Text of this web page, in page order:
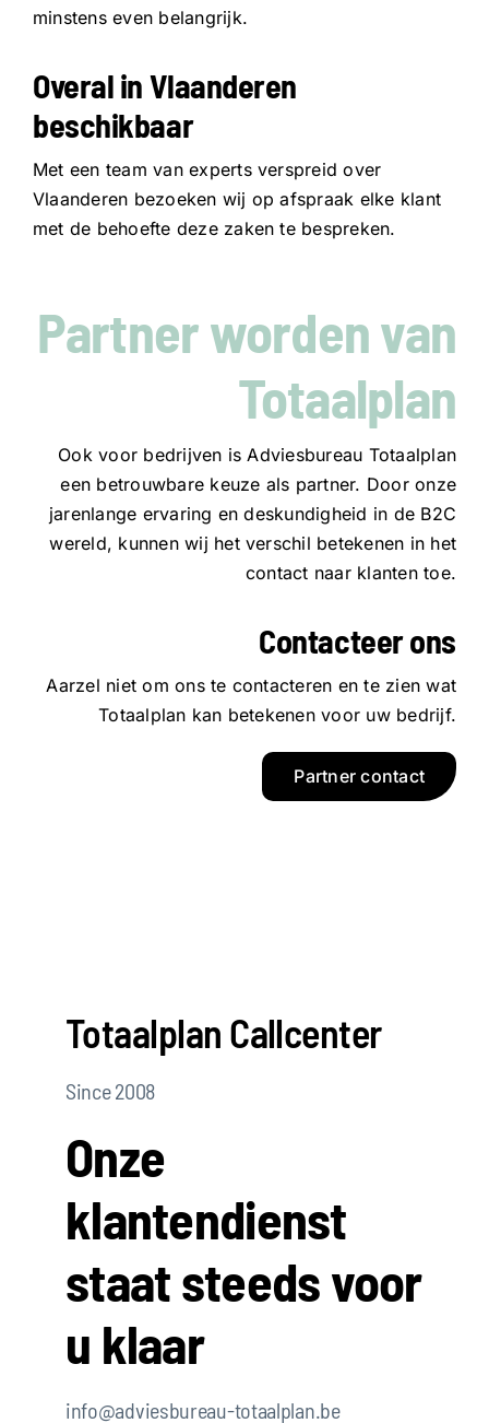
minstens even belangrijk.
Overal in Vlaanderen
beschikbaar
Met een team van experts verspreid over
Vlaanderen bezoeken wij op afspraak elke klant
met de behoefte deze zaken te bespreken.
Partner worden van
Totaalplan
Ook voor bedrijven is Adviesbureau Totaalplan
een betrouwbare keuze als partner. Door onze
jarenlange ervaring en deskundigheid in de B2C
wereld, kunnen wij het verschil betekenen in het
contact naar klanten toe.
Contacteer ons
Aarzel niet om ons te contacteren en te zien wat
Totaalplan kan betekenen voor uw bedrijf.
Partner contact
Totaalplan Callcenter
Since 2008
Onze
klantendienst
staat steeds voor
u klaar
info@adviesbureau-totaalplan.be